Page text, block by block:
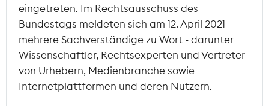
eingetreten. Im Rechtsausschuss des
Bundestags meldeten sich am 12. April 2021
mehrere Sachverständige zu Wort - darunter
Wissenschaftler, Rechtsexperten und Vertreter
von Urhebern, Medienbranche sowie
Internetplattformen und deren Nutzern.